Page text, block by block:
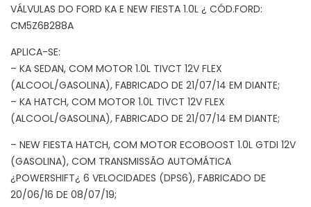
VÁLVULAS DO FORD KA E NEW FIESTA 1.0L ¿ CÓD.FORD:
CM5Z6B288A
APLICA-SE:
– KA SEDAN, COM MOTOR 1.0L TIVCT 12V FLEX
(ALCOOL/GASOLINA), FABRICADO DE 21/07/14 EM DIANTE;
– KA HATCH, COM MOTOR 1.0L TIVCT 12V FLEX
(ALCOOL/GASOLINA), FABRICADO DE 21/07/14 EM DIANTE;
– NEW FIESTA HATCH, COM MOTOR ECOBOOST 1.0L GTDI 12V
(GASOLINA), COM TRANSMISSÃO AUTOMÁTICA
¿POWERSHIFT¿ 6 VELOCIDADES (DPS6), FABRICADO DE
20/06/16 DE 08/07/19;